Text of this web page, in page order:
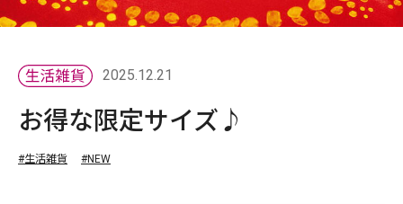
2025.12.21
お得な限定サイズ♪
#生活雑貨 #NEW